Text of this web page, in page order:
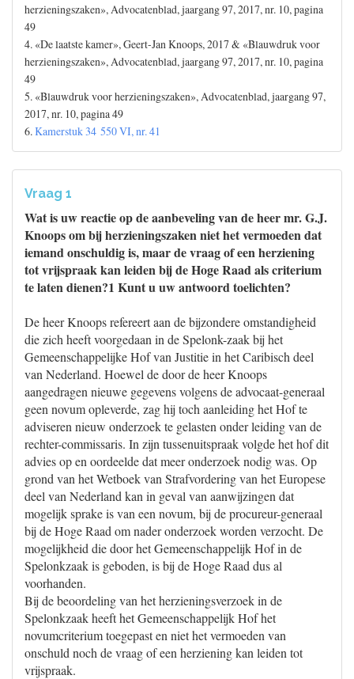
herzieningszaken», Advocatenblad, jaargang 97, 2017, nr. 10, pagina
49
4. «De laatste kamer», Geert-Jan Knoops, 2017 & «Blauwdruk voor
herzieningszaken», Advocatenblad, jaargang 97, 2017, nr. 10, pagina
49
5. «Blauwdruk voor herzieningszaken», Advocatenblad, jaargang 97,
2017, nr. 10, pagina 49
6.Kamerstuk 34 550 VI, nr. 41
Vraag 1
Wat is uw reactie op de aanbeveling van de heer mr. G.J.
Knoops om bij herzieningszaken niet het vermoeden dat
iemand onschuldig is, maar de vraag of een herziening
tot vrijspraak kan leiden bij de Hoge Raad als criterium
te laten dienen?1 Kunt u uw antwoord toelichten?
De heer Knoops refereert aan de bijzondere omstandigheid
die zich heeft voorgedaan in de Spelonk-zaak bij het
Gemeenschappelijke Hof van Justitie in het Caribisch deel
van Nederland. Hoewel de door de heer Knoops
aangedragen nieuwe gegevens volgens de advocaat-generaal
geen novum opleverde, zag hij toch aanleiding het Hof te
adviseren nieuw onderzoek te gelasten onder leiding van de
rechter-commissaris. In zijn tussenuitspraak volgde het hof dit
advies op en oordeelde dat meer onderzoek nodig was. Op
grond van het Wetboek van Strafvordering van het Europese
deel van Nederland kan in geval van aanwijzingen dat
mogelijk sprake is van een novum, bij de procureur-generaal
bij de Hoge Raad om nader onderzoek worden verzocht. De
mogelijkheid die door het Gemeenschappelijk Hof in de
Spelonkzaak is geboden, is bij de Hoge Raad dus al
voorhanden.
Bij de beoordeling van het herzieningsverzoek in de
Spelonkzaak heeft het Gemeenschappelijk Hof het
novumcriterium toegepast en niet het vermoeden van
onschuld noch de vraag of een herziening kan leiden tot
vrijspraak.